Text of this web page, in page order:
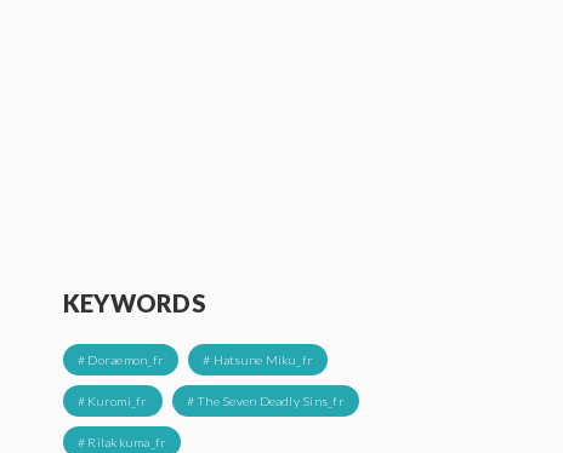
KEYWORDS
# Doraemon_fr # Hatsune Miku_fr
# Kuromi_fr # The Seven Deadly Sins_fr
# Rilakkuma_fr